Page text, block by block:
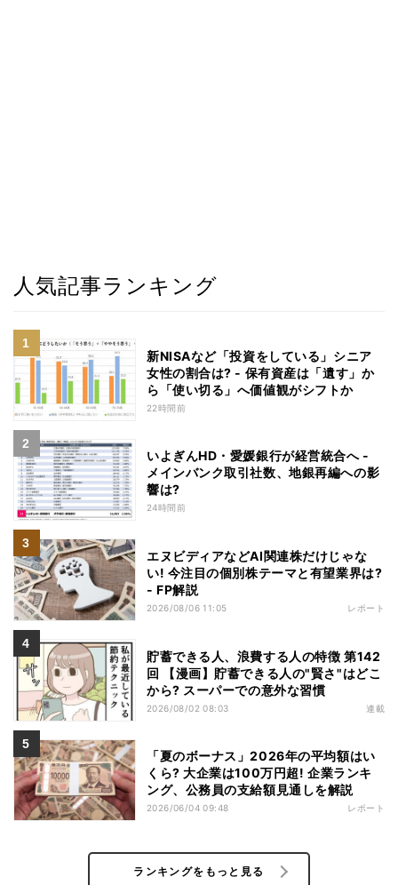
人気記事ランキング
新NISAなど「投資をしている」シニア
女性の割合は? - 保有資産は「遺す」か
ら「使い切る」へ価値観がシフトか
22時間前
いよぎんHD・愛媛銀行が経営統合へ -
メインバンク取引社数、地銀再編への影
響は?
24時間前
エヌビディアなどAI関連株だけじゃな
い! 今注目の個別株テーマと有望業界は?
- FP解説
2026/08/06 11:05 レポート
貯蓄できる人、浪費する人の特徴 第142
回 【漫画】貯蓄できる人の"賢さ"はどこ
から? スーパーでの意外な習慣
2026/08/02 08:03 連載
「夏のボーナス」2026年の平均額はい
くら? 大企業は100万円超! 企業ランキ
ング、公務員の支給額見通しを解説
2026/06/04 09:48 レポート
ランキングをもっと見る